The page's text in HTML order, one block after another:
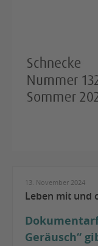
13. November 2024
Leben mit und
Geräusch“